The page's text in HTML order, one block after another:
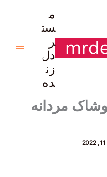
م
ست
ر
دل
زن
ده
مردانه